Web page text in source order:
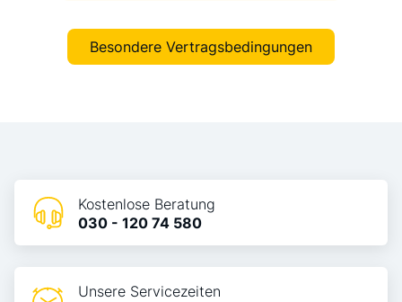
Besondere Vertragsbedingungen
Kostenlose Beratung
030 - 120 74 580
Unsere Servicezeiten